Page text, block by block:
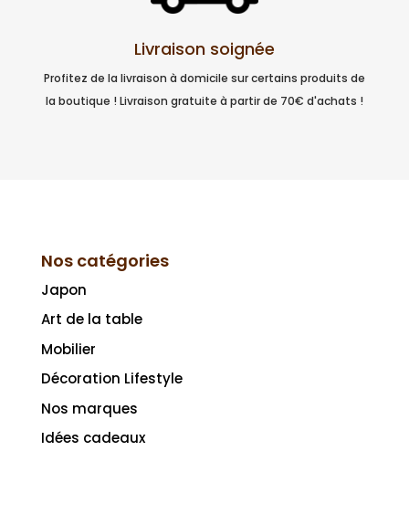
Livraison soignée
Profitez de la livraison à domicile sur certains produits de
la boutique ! Livraison gratuite à partir de 70€ d'achats !
Nos catégories
Japon
Art de la table
Mobilier
Décoration Lifestyle
Nos marques
Idées cadeaux